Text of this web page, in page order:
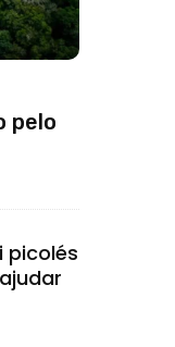
pelo
picolés